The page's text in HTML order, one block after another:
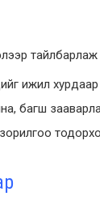
хурдаар нэг
багш
зорилгоо